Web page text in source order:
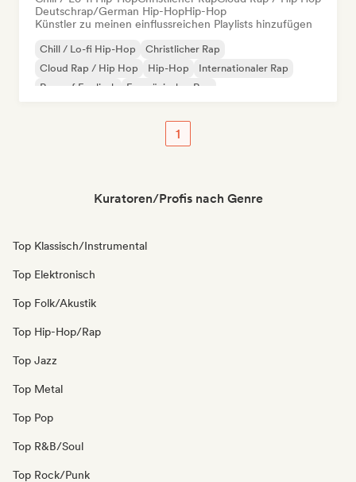
Deutschrap/German Hip-HopHip-Hop
Künstler zu meinen einflussreichen Playlists hinzufügen
Chill / Lo-fi Hip-Hop
Christlicher Rap
Cloud Rap / Hip Hop
Hip-Hop
Internationaler Rap
Rap auf Englisch
Französischer Rap
1
Kuratoren/Profis nach Genre
Top Klassisch/Instrumental
Top Elektronisch
Top Folk/Akustik
Top Hip-Hop/Rap
Top Jazz
Top Metal
Top Pop
Top R&B/Soul
Top Rock/Punk